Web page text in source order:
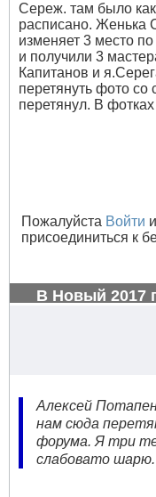
Сереж. там было
расписано. Женька
изменяет 3 место
и получили 3
Капитанов и
перетянуть фото
перетянул. В
Пожалуйста Войти
присоединиться к
В Новый 2017
Алексей
нам сюда
форума. Я три
слабовато шарю.